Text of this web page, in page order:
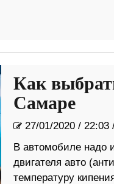
Как
Самаре
27/01/2020/ 22:03
В автомобиле надо
двигателя авто
температуру